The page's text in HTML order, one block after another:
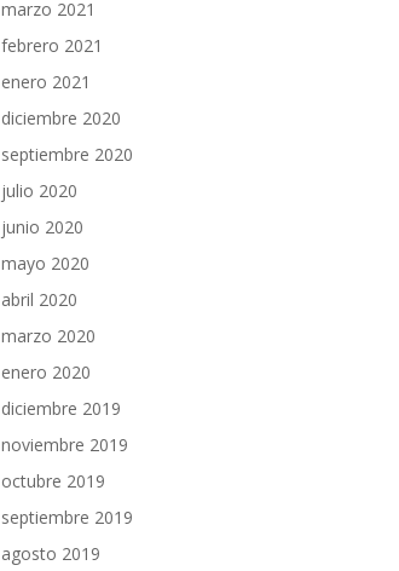
marzo 2021
febrero 2021
enero 2021
diciembre 2020
septiembre 2020
julio 2020
junio 2020
mayo 2020
abril 2020
marzo 2020
enero 2020
diciembre 2019
noviembre 2019
octubre 2019
septiembre 2019
agosto 2019